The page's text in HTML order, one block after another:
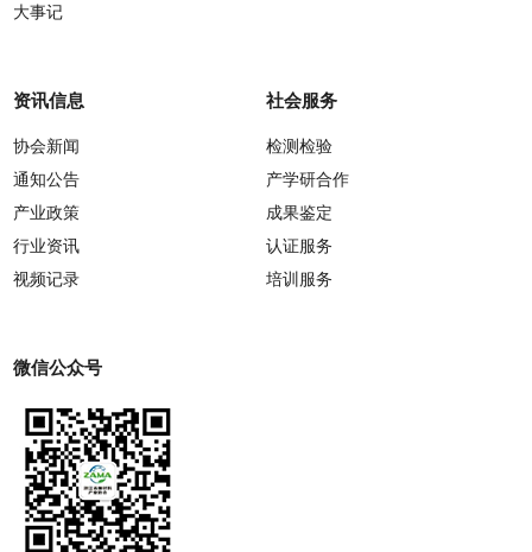
大事记
资讯信息
协会新闻
通知公告
产业政策
行业资讯
视频记录
社会服务
检测检验
产学研合作
成果鉴定
认证服务
培训服务
微信公众号